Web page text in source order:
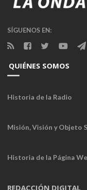
SÍGUENOS EN:
QUIÉNES SOMOS
Historia de la Radio
Misión, Visión y Objeto
Historia de la Página
REDACCIÓN DIGITAL